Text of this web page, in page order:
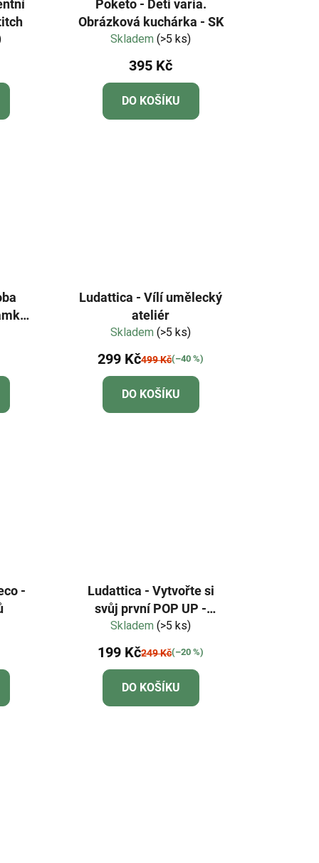
Poketo - Deti varia.
Obrázková kuchárka - SK
Skladem(>5 ks)
395 Kč
DO KOŠÍKU
Ludattica - Vílí umělecký
ateliér
Skladem(>5 ks)
299 Kč499 Kč(–40 %)
DO KOŠÍKU
-
Ludattica - Vytvořte si
svůj první POP UP -
SLADKOSTI
Skladem(>5 ks)
199 Kč249 Kč(–20 %)
DO KOŠÍKU